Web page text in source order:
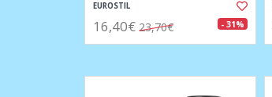
EUROSTIL
16,40€ 23,70€ - 31%